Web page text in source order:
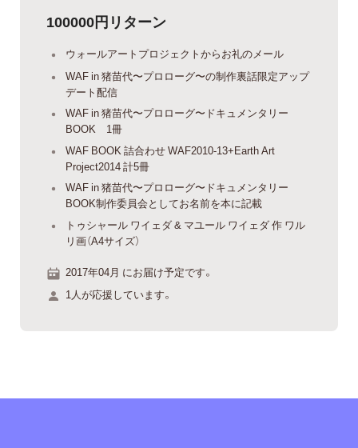
100000円リターン
ウォールアートプロジェクトからお礼のメール
WAF in 猪苗代〜プロローグ〜の制作裏話限定アップ
デート配信
WAF in 猪苗代〜プロローグ〜ドキュメンタリー
BOOK 1冊
WAF BOOK 詰合わせ WAF2010-13+Earth Art
Project2014 計5冊
WAF in 猪苗代〜プロローグ〜ドキュメンタリー
BOOK制作委員会としてお名前を本に記載
トゥシャール ワイェダ & マユール ワイェダ 作 ワル
リ画（A4サイズ）
2017年04月 にお届け予定です。
1人が応援しています。